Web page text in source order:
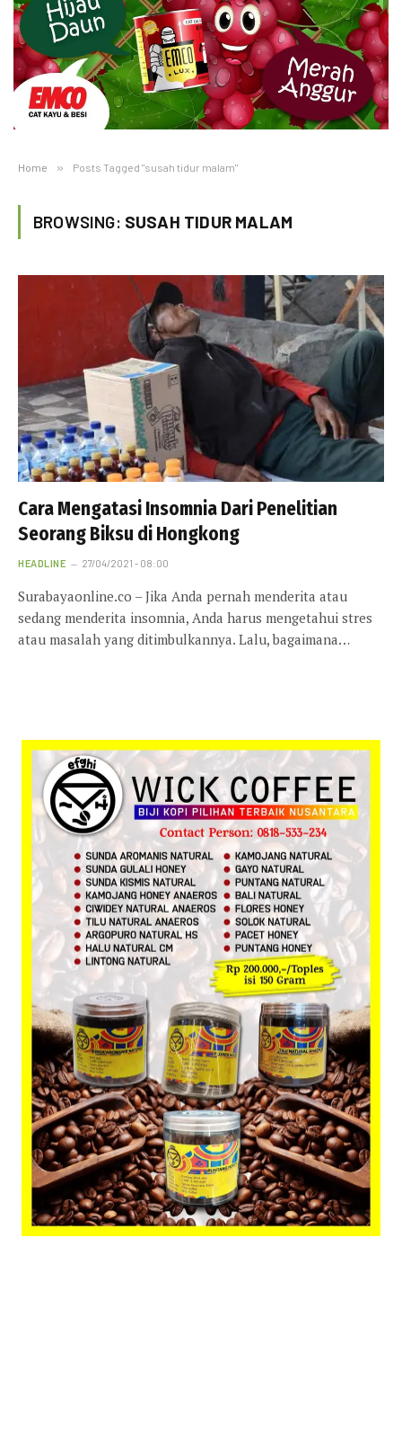
Home » Posts Tagged "susah tidur malam"
BROWSING: SUSAH TIDUR MALAM
Cara Mengatasi Insomnia Dari Penelitian
Seorang Biksu di Hongkong
HEADLINE 27/04/2021 - 08:00
Surabayaonline.co – Jika Anda pernah menderita atau
sedang menderita insomnia, Anda harus mengetahui stres
atau masalah yang ditimbulkannya. Lalu, bagaimana…